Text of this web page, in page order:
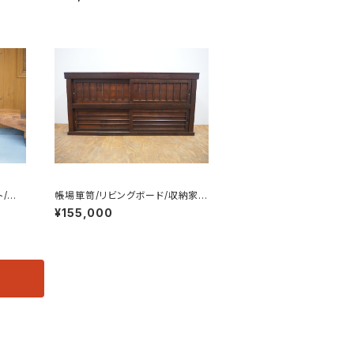
/食
帳場箪笥/リビングボード/収納家
具/No.0130
¥155,000